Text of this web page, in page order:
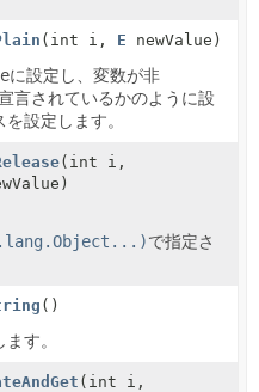
(int i, E newValue)
に設定し、変数が非
言されているかのように設
設定します。
(int i,
で指定さ
()
す。
(int i,